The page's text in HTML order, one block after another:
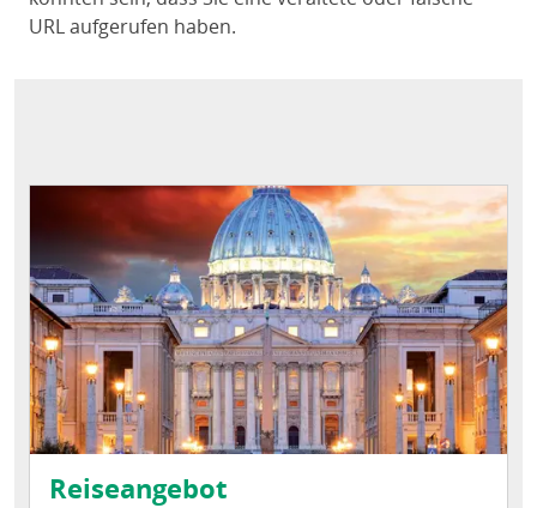
URL aufgerufen haben.
Reiseangebot